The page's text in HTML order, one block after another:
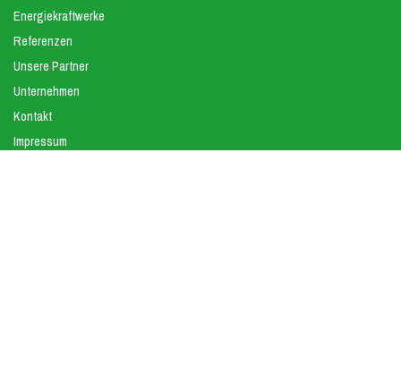
Energiekraftwerke
Referenzen
Unsere Partner
Unternehmen
Kontakt
Impressum